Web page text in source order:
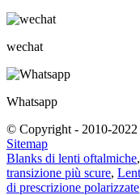
wechat
Whatsapp
© Copyright - 2010-
Sitemap
Blanks di lenti oftalmiche,
transizione più scure,
di prescrizione polarizzate